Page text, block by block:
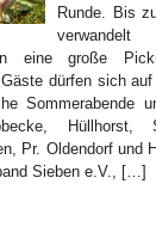
Runde. Bis
eine große
dürfen sich
Sommerabende
Hüllhorst,
Pr. Oldendorf und
Sieben e.V., […]